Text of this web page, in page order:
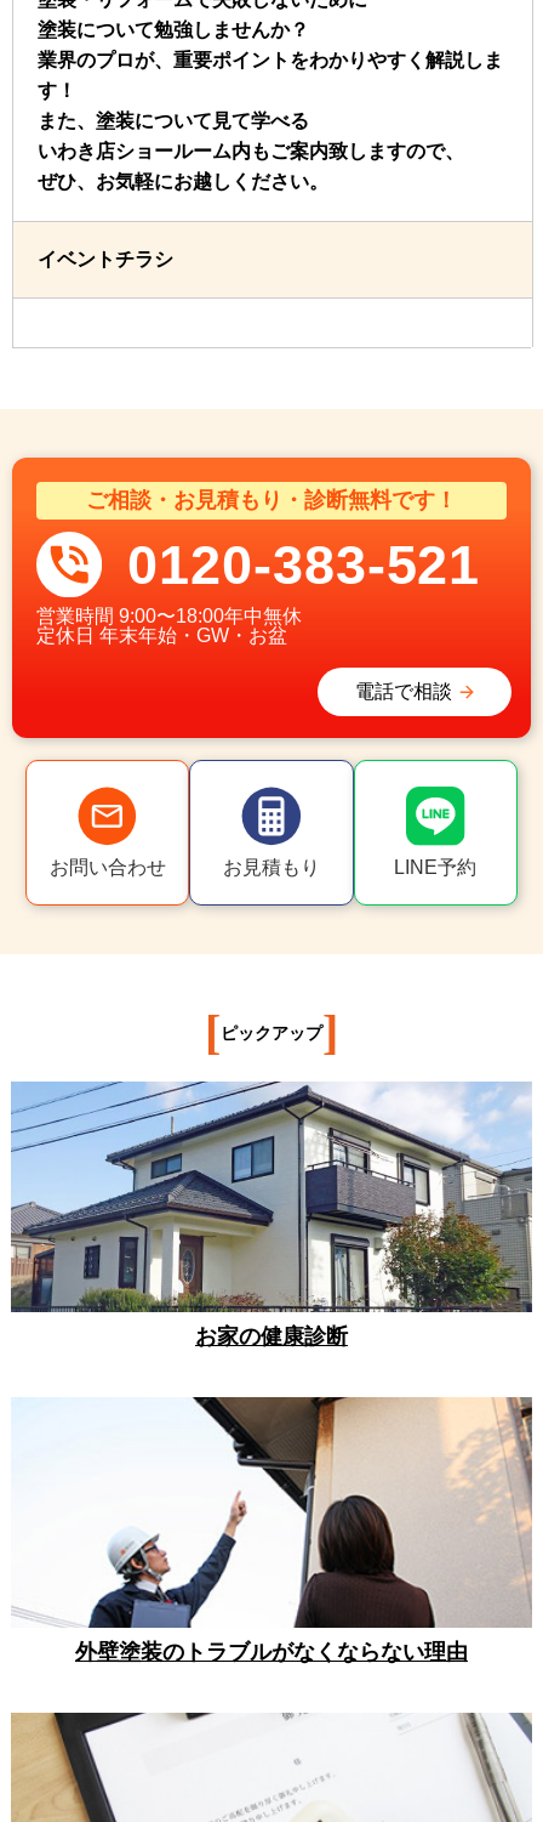
塗装について勉強しませんか？
業界のプロが、重要ポイントをわかりやすく解説しま
す！
また、塗装について見て学べる
いわき店ショールーム内もご案内致しますので、
ぜひ、お気軽にお越しください。
イベントチラシ
ご相談・お見積もり・診断無料です！
0120-383-521
営業時間 9:00〜18:00年中無休
定休日 年末年始・GW・お盆
電話で相談
お問い合わせ お見積もり LINE予約
[ ピックアップ]
お家の健康診断
外壁塗装のトラブルがなくならない理由